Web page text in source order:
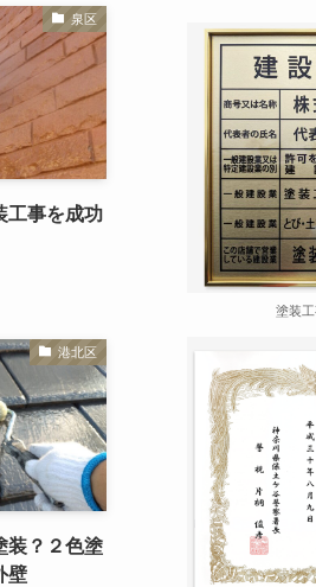
泉区
工事を成功
港北区
装？２色塗
壁
塗装